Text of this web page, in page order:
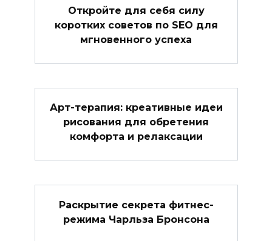
Откройте для себя силу
коротких советов по SEO для
мгновенного успеха
Арт-терапия: креативные идеи
рисования для обретения
комфорта и релаксации
Раскрытие секрета фитнес-
режима Чарльза Бронсона